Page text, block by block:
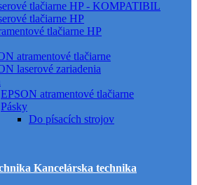
tlačiarne HP - KOMPATIBIL
tlačiarne HP
tlačiarne HP
atramentové tlačiarne
laserové zariadenia
EPSON atramentové tlačiarne
Pásky
Do písacích strojov
Kancelárska technika